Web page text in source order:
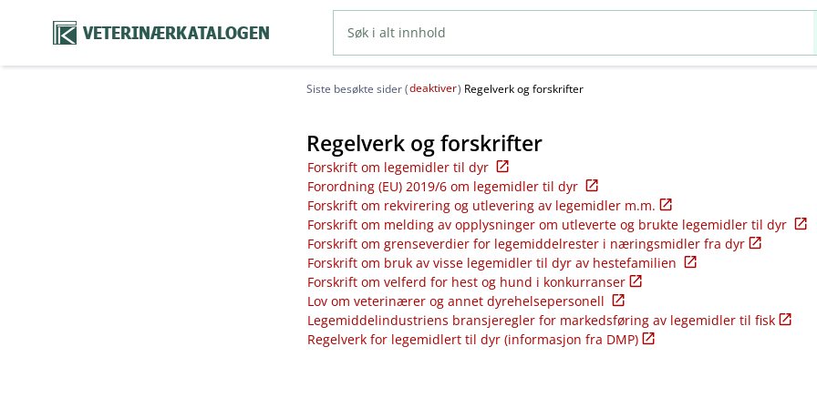
VETERINÆRKATALOGEN
Siste besøkte sider (deaktiver) Regelverk og forskrifter
Regelverk og forskrifter
Forskrift om legemidler til dyr
Forordning (EU) 2019/6 om legemidler til dyr
Forskrift om rekvirering og utlevering av legemidler m.m.
Forskrift om melding av opplysninger om utleverte og brukte legemidler til dyr
Forskrift om grenseverdier for legemiddelrester i næringsmidler fra dyr
Forskrift om bruk av visse legemidler til dyr av hestefamilien
Forskrift om velferd for hest og hund i konkurranser
Lov om veterinærer og annet dyrehelsepersonell
Legemiddelindustriens bransjeregler for markedsføring av legemidler til fisk
Regelverk for legemidlert til dyr (informasjon fra DMP)